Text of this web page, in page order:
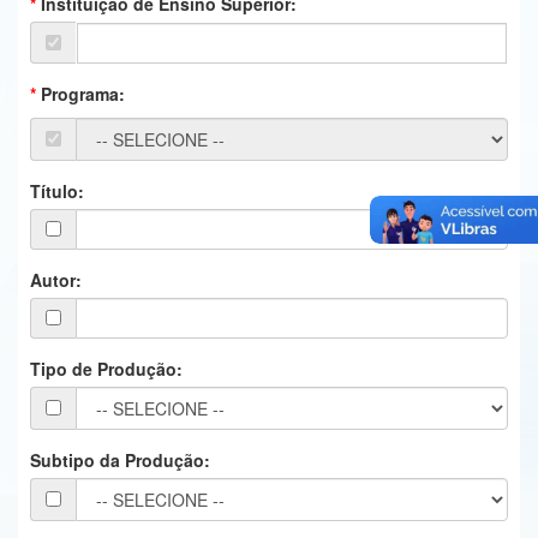
Ministério da Ciência, Tecnologia, Inovações e Comunicações
Ministério do Turismo
Controladoria-Geral da União
Secretaria-Geral
Secretaria de Governo
Gabinete de Segurança Institucional
Advocacia-Geral da União
Banco Central do Brasil
Programa:
Título:
Autor:
Tipo de Produção:
Subtipo da Produção: